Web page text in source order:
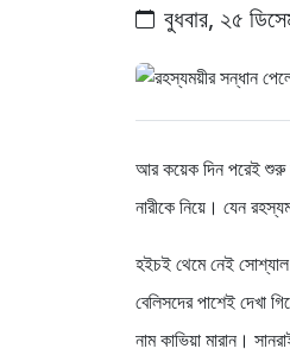
বুধবার, ২৫
আর কয়েক দিন পরেই শুরু
নারীকে নিয়ে। যেন
হইচই থেমে নেই সোশ্যাল
বেলিসদের পাশেই দেখা
নাম কাভিয়া মারান।